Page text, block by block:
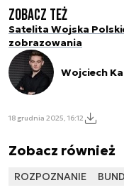
Zobacz też
Satelita Wojska
zobrazowania
Wojciech
18 grudnia 2025, 16:12
Zobacz również
ROZPOZNANIE